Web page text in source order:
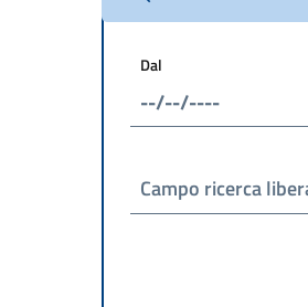
Dal
Campo ricerca